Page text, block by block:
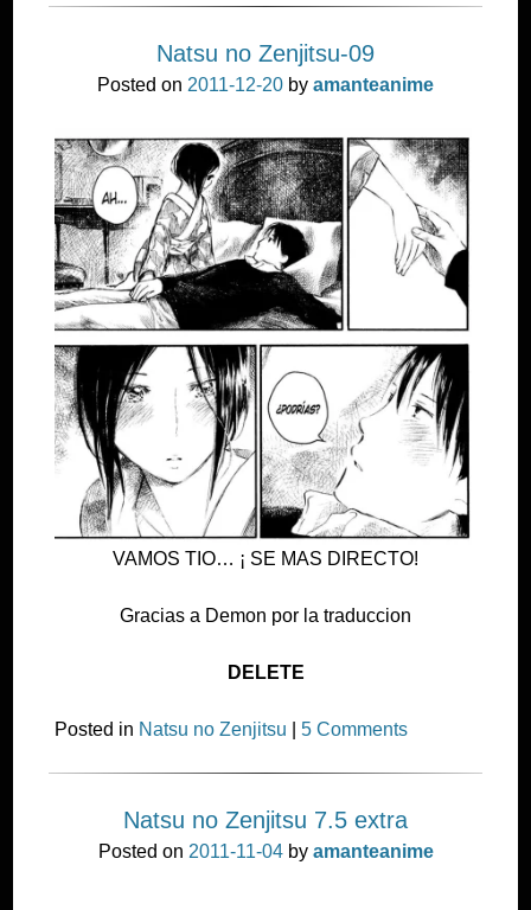
Natsu no Zenjitsu-09
Posted on 2011-12-20 byamanteanime
VAMOS TIO… ¡ SE MAS DIRECTO!
Gracias a Demon por la traduccion
DELETE
Posted in Natsu no Zenjitsu |5 Comments
Natsu no Zenjitsu 7.5 extra
Posted on 2011-11-04by amanteanime